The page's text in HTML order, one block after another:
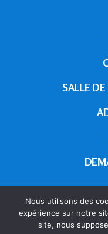
SALLE
©2024-2025
Nous utilisons des
expérience sur notre
site, nous